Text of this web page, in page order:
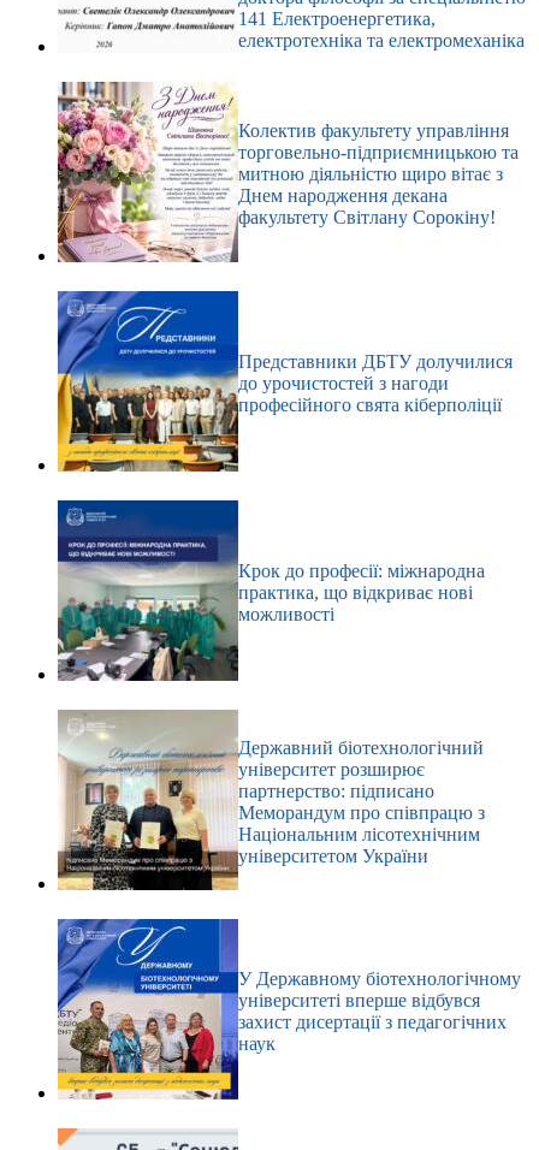
141 Електроенергетика,
електротехніка та електромеханіка
Колектив факультету управління
торговельно-підприємницькою та
митною діяльністю щиро вітає з
Днем народження декана
факультету Світлану Сорокіну!
Представники ДБТУ долучилися
до урочистостей з нагоди
професійного свята кіберполіції
Крок до професії: міжнародна
практика, що відкриває нові
можливості
Державний біотехнологічний
університет розширює
партнерство: підписано
Меморандум про співпрацю з
Національним лісотехнічним
університетом України
У Державному біотехнологічному
університеті вперше відбувся
захист дисертації з педагогічних
наук